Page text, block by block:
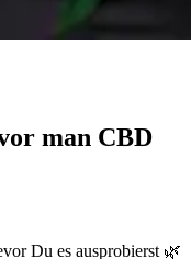
man CBD
Du es ausprobierst 🌿